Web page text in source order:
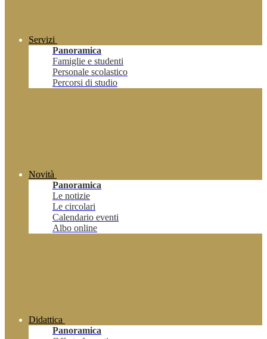
Servizi
Panoramica
Famiglie e studenti
Personale scolastico
Percorsi di studio
Novità
Panoramica
Le notizie
Le circolari
Calendario eventi
Albo online
Didattica
Panoramica